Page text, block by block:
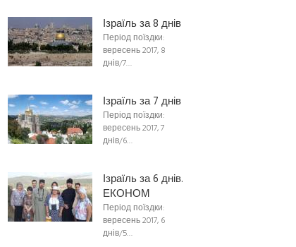
Ізраїль за 8 днів
Період поїздки:
вересень 2017, 8
днів/7…
Ізраїль за 7 днів
Період поїздки:
вересень 2017, 7
днів/6…
Ізраїль за 6 днів.
ЕКОНОМ
Період поїздки:
вересень 2017, 6
днів/5…